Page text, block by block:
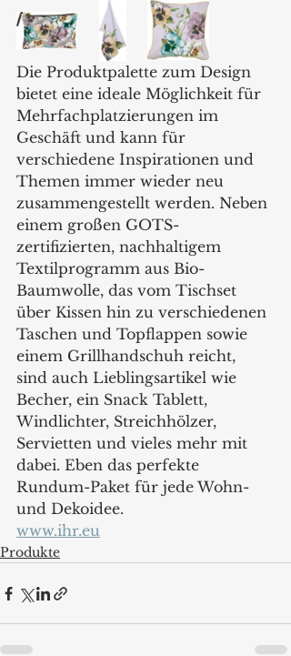
Die Produktpalette zum Design
bietet eine ideale Möglichkeit für
Mehrfachplatzierungen im
Geschäft und kann für
verschiedene Inspirationen und
Themen immer wieder neu
zusammengestellt werden. Neben
einem großen GOTS-
zertifizierten, nachhaltigem
Textilprogramm aus Bio-
Baumwolle, das vom Tischset
über Kissen hin zu verschiedenen
Taschen und Topflappen sowie
einem Grillhandschuh reicht,
sind auch Lieblingsartikel wie
Becher, ein Snack Tablett,
Windlichter, Streichhölzer,
Servietten und vieles mehr mit
dabei. Eben das perfekte
Rundum-Paket für jede Wohn-
und Dekoidee.
www.ihr.eu
Produkte